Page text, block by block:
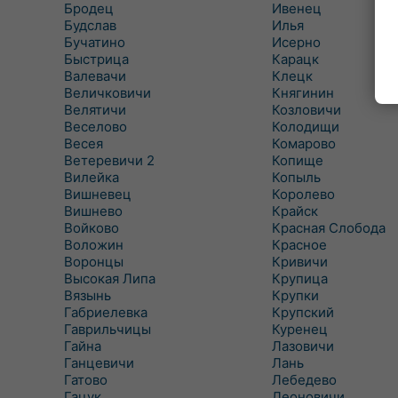
Бродец
Будслав
Бучатино
Быстрица
Валевачи
Величковичи
Велятичи
Веселово
Весея
Ветеревичи 2
Вилейка
Вишневец
Вишнево
Войково
Воложин
Воронцы
Высокая Липа
Вязынь
Габриелевка
Гаврильчицы
Гайна
Ганцевичи
Гатово
Ивенец
Илья
Исерно
Карацк
Клецк
Княгинин
Козловичи
Колодищи
Комарово
Копище
Копыль
Королево
Крайск
Красная Слобода
Красное
Кривичи
Крупица
Крупки
Крупский
Куренец
Лазовичи
Лань
Лебедево